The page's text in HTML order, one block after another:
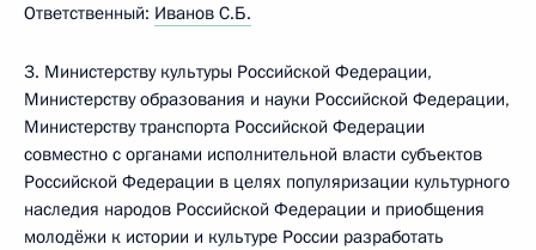
Ответственный: Иванов С.Б.
3. Министерству культуры Российской Федерации,
Министерству образования и науки Российской Федерации,
Министерству транспорта Российской Федерации
совместно с органами исполнительной власти субъектов
Российской Федерации в целях популяризации культурного
наследия народов Российской Федерации и приобщения
молодёжи к истории и культуре России разработать